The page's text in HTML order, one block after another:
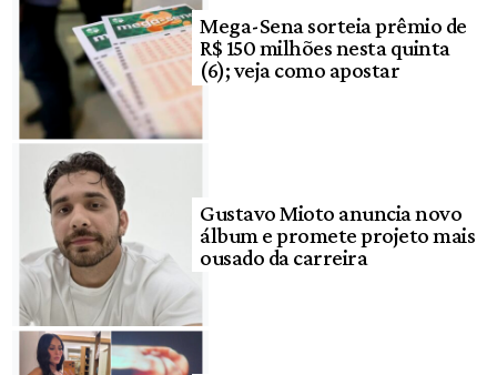
Mega-Sena sorteia prêmio de
R$ 150 milhões nesta quinta
(6); veja como apostar
Gustavo Mioto anuncia novo
álbum e promete projeto mais
ousado da carreira